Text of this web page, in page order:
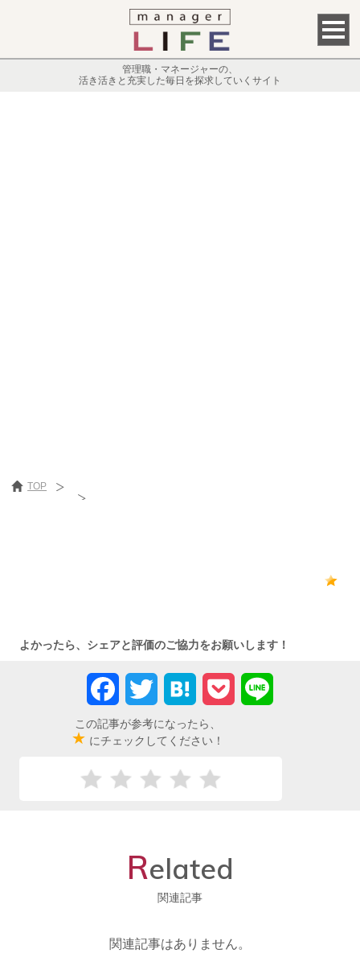
管理職・マネージャーの、
活き活きと充実した毎日を探求していくサイト
TOP
よかったら、シェアと評価のご協力をお願いします！
この記事が参考になったら、
★ にチェックしてください！
FacebookTwitter Hatena Pocket
Related
関連記事
関連記事はありません。